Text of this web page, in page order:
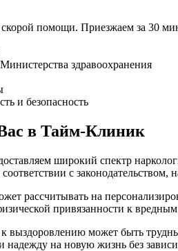
помощи. Приезжаем за 30
здравоохранения
и безопасность
в Тайм-Клиник
широкий спектр
с
рассчитывать на
привязанности к
выздоровлению может быть
на новую жизнь без